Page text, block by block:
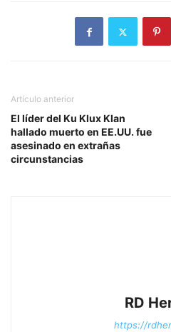
Artículo anterior
El líder del Ku Klux Klan
hallado muerto en EE.UU. fue
asesinado en extrañas
circunstancias
RD
https://